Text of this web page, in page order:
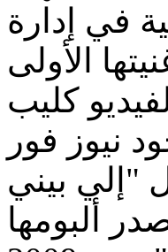
في إدارة
الأولى
نيوز فور
2006 ألبومها الأول "إلي بيني
ألبومها